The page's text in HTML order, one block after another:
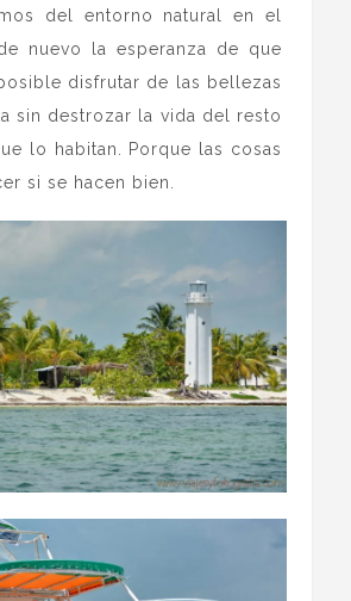
del entorno natural en el
nuevo la esperanza de que
disfrutar de las bellezas
sin destrozar la vida del resto
lo habitan. Porque las cosas
si se hacen bien.